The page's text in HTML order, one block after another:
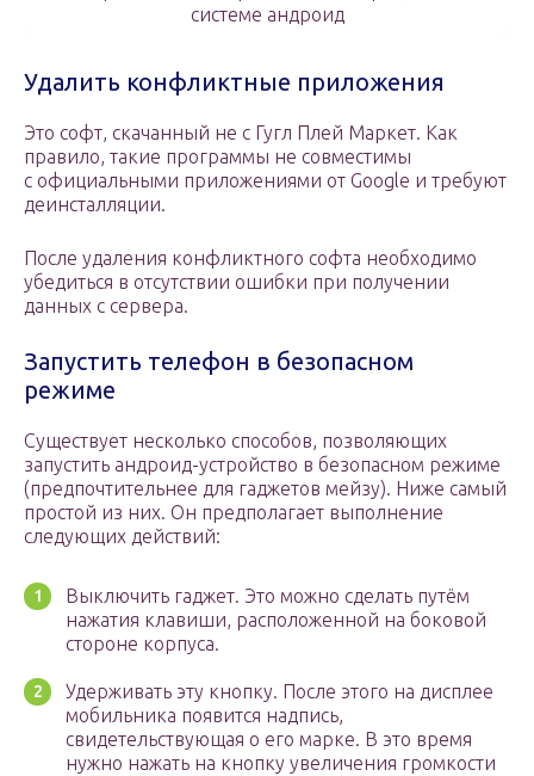
системе андроид
Удалить конфликтные приложения
Это софт, скачанный не с Гугл Плей Маркет. Как
правило, такие программы не совместимы
с официальными приложениями от Google и требуют
деинсталляции.
После удаления конфликтного софта необходимо
убедиться в отсутствии ошибки при получении
данных с сервера.
Запустить телефон в безопасном
режиме
Существует несколько способов, позволяющих
запустить андроид-устройство в безопасном режиме
(предпочтительнее для гаджетов мейзу). Ниже самый
простой из них. Он предполагает выполнение
следующих действий:
Выключить гаджет. Это можно сделать путём
нажатия клавиши, расположенной на боковой
стороне корпуса.
Удерживать эту кнопку. После этого на дисплее
мобильника появится надпись,
свидетельствующая о его марке. В это время
нужно нажать на кнопку увеличения громкости